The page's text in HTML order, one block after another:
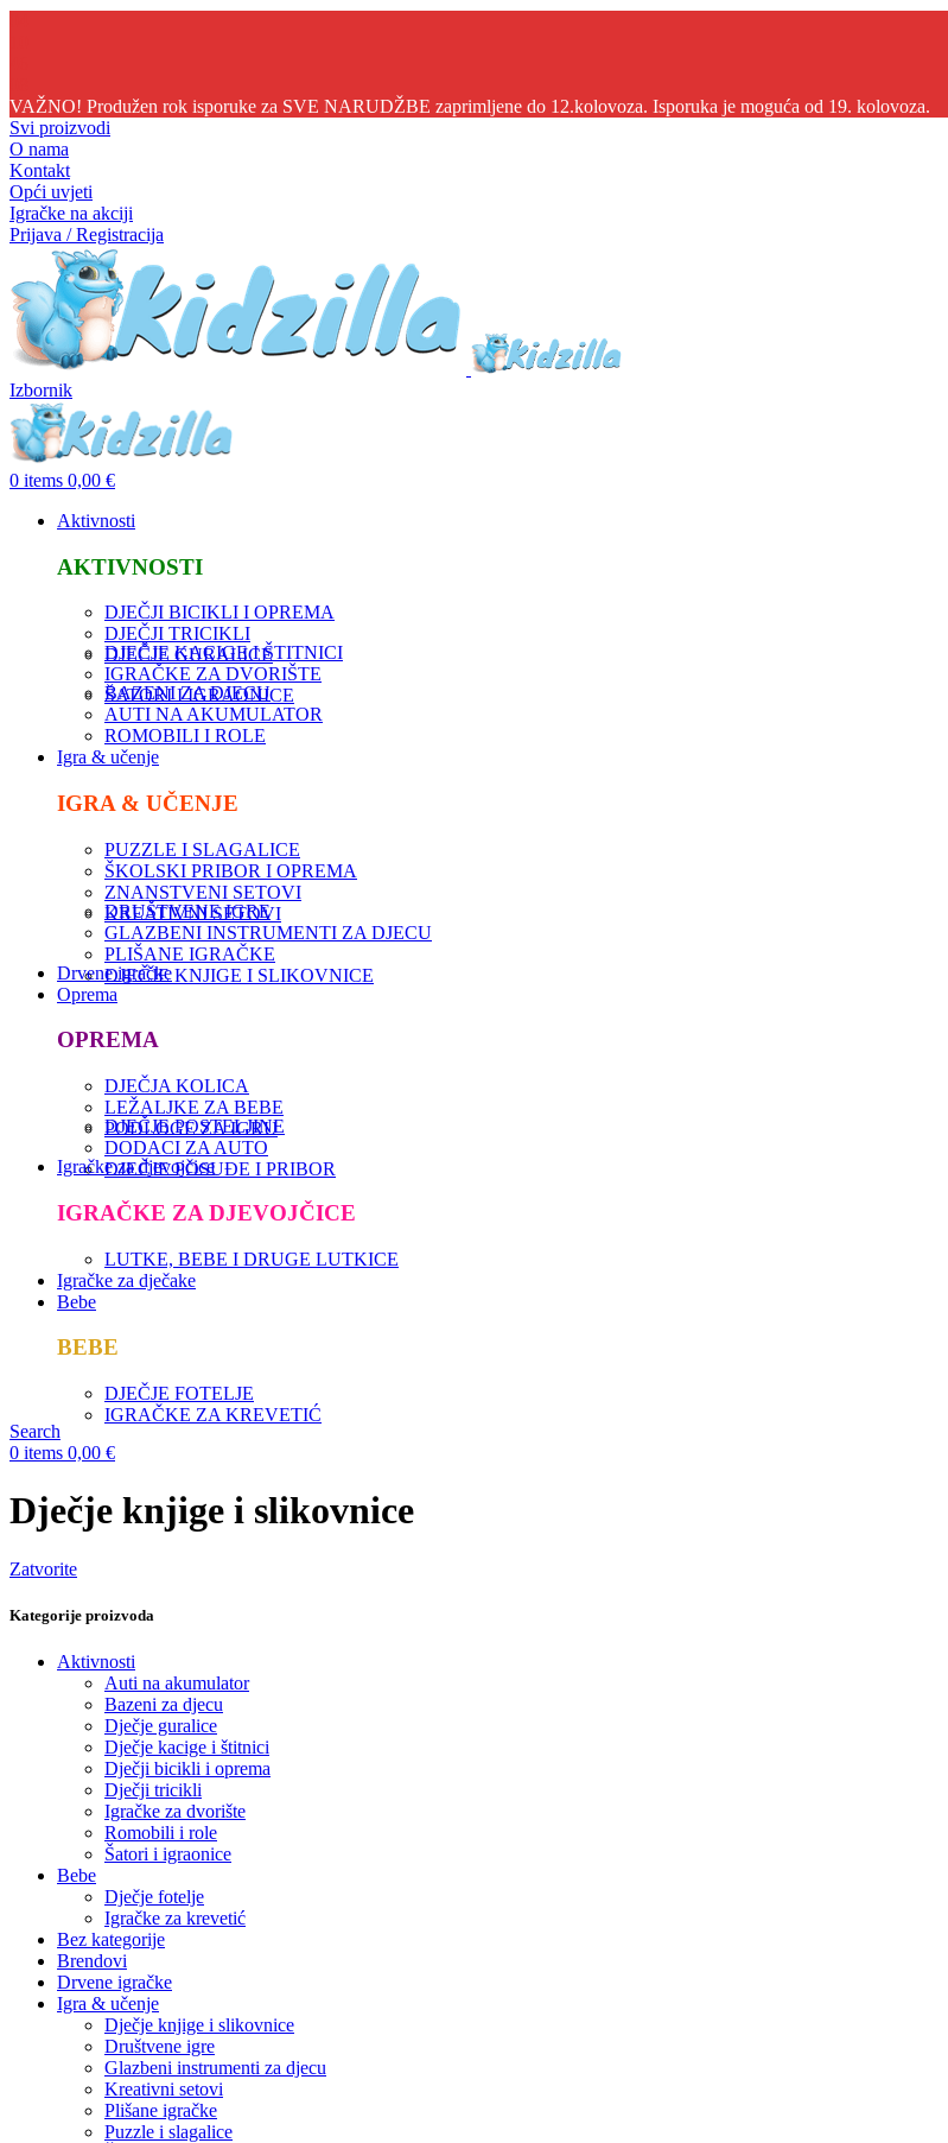
VAŽNO! Produžen rok isporuke za SVE NARUDŽBE zaprimljene do 12.kolovoza. Isporuka je moguća od 19. kolovoza.
Svi proizvodi
O nama
Kontakt
Opći uvjeti
Igračke na akciji
Prijava / Registracija
Izbornik
0 items 0,00 €
Aktivnosti
AKTIVNOSTI
DJEČJI BICIKLI I OPREMA
DJEČJI TRICIKLI
DJEČJE GURALICE
DJEČJE KACIGE I ŠTITNICI
IGRAČKE ZA DVORIŠTE
ŠATORI I IGRAONICE
BAZENI ZA DJECU
AUTI NA AKUMULATOR
ROMOBILI I ROLE
Igra & učenje
IGRA & UČENJE
PUZZLE I SLAGALICE
ŠKOLSKI PRIBOR I OPREMA
ZNANSTVENI SETOVI
KREATIVNI SETOVI
DRUŠTVENE IGRE
GLAZBENI INSTRUMENTI ZA DJECU
PLIŠANE IGRAČKE
DJEČJE KNJIGE I SLIKOVNICE
Drvene igračke
Oprema
OPREMA
DJEČJA KOLICA
LEŽALJKE ZA BEBE
PODLOGE ZA IGRU
DJEČJE POSTELJINE
DODACI ZA AUTO
DJEČJE POSUĐE I PRIBOR
Igračke za djevojčice
IGRAČKE ZA DJEVOJČICE
LUTKE, BEBE I DRUGE LUTKICE
Igračke za dječake
Bebe
BEBE
DJEČJE FOTELJE
IGRAČKE ZA KREVETIĆ
Search
0 items 0,00 €
Dječje knjige i slikovnice
Zatvorite
Kategorije proizvoda
Aktivnosti
Auti na akumulator
Bazeni za djecu
Dječje guralice
Dječje kacige i štitnici
Dječji bicikli i oprema
Dječji tricikli
Igračke za dvorište
Romobili i role
Šatori i igraonice
Bebe
Dječje fotelje
Igračke za krevetić
Bez kategorije
Brendovi
Drvene igračke
Igra & učenje
Dječje knjige i slikovnice
Društvene igre
Glazbeni instrumenti za djecu
Kreativni setovi
Plišane igračke
Puzzle i slagalice